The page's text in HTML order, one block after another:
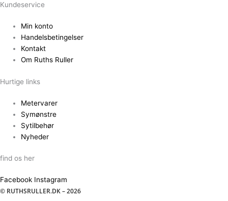
Kundeservice
Min konto
Handelsbetingelser
Kontakt
Om Ruths Ruller
Hurtige links
Metervarer
Symønstre
Sytilbehør
Nyheder
find os her
Facebook Instagram
© RUTHSRULLER.DK – 2026